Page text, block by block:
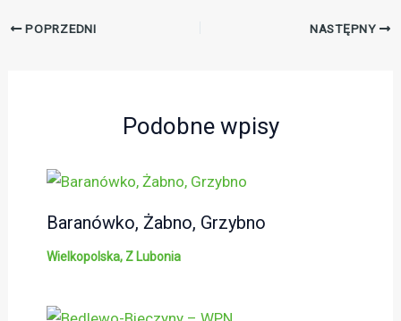
POPRZEDNI NASTĘPNY
Podobne wpisy
Baranówko, Żabno, Grzybno
Wielkopolska, Z Lubonia